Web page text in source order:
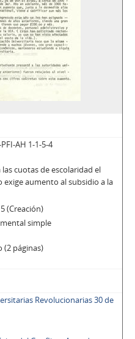
AH 1-1-5-4
las cuotas de escolaridad el
aumento al subsidio a la
(Creación)
simple
(2 páginas)
Revolucionarias 30 de